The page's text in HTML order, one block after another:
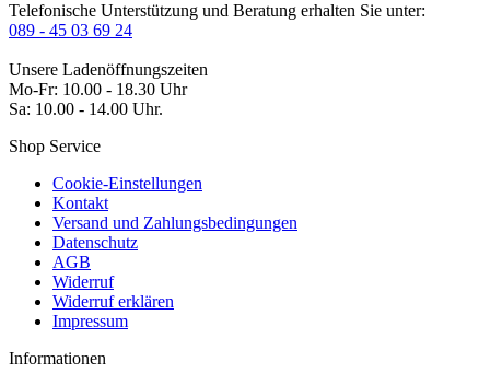
Telefonische Unterstützung und Beratung erhalten Sie unter:
089 - 45 03 69 24
Unsere Ladenöffnungszeiten
Mo-Fr: 10.00 - 18.30 Uhr
Sa: 10.00 - 14.00 Uhr.
Shop Service
Cookie-Einstellungen
Kontakt
Versand und Zahlungsbedingungen
Datenschutz
AGB
Widerruf
Widerruf erklären
Impressum
Informationen